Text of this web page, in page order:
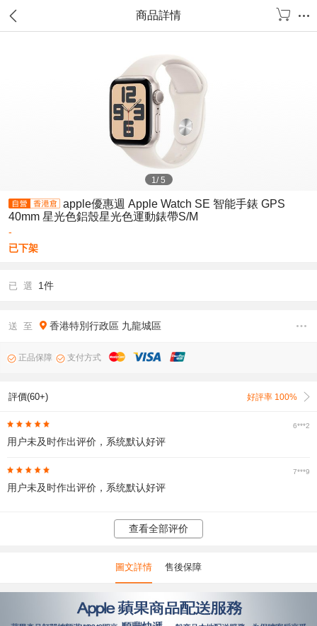
商品詳情
1/5
apple優惠週 Apple Watch SE 智能手錶 GPS
40mm 星光色鋁殼星光色運動錶帶S/M
-
已下架
已 選 1件
送 至 香港特別行政區 九龍城區
正品保障 支付方式
評價(60+) 好評率 100%
6***2
用户未及时作出评价，系统默认好评
7***9
用户未及时作出评价，系统默认好评
查看全部评价
圖文詳情 售後保障